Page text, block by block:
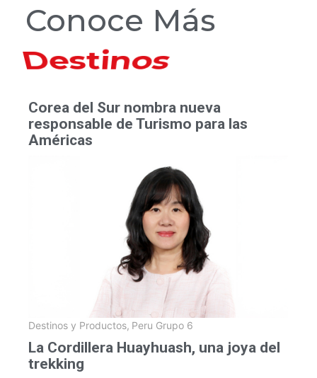
Conoce Más
Hoteles
Corea del Sur nombra nueva
responsable de Turismo para las
Américas
Destinos y Productos, Peru Grupo 6
La Cordillera Huayhuash, una joya del
trekking